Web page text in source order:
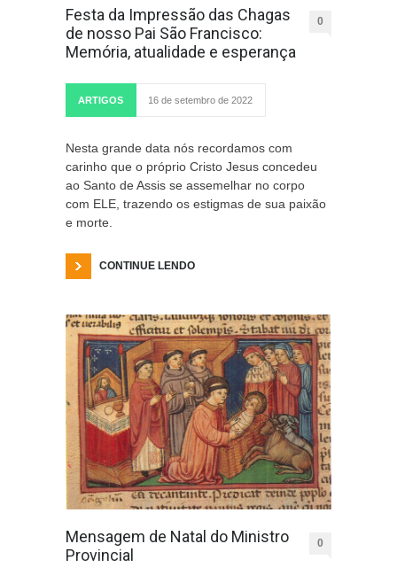
Festa da Impressão das Chagas
de nosso Pai São Francisco:
Memória, atualidade e esperança
0
ARTIGOS 16 de setembro de 2022
Nesta grande data nós recordamos com
carinho que o próprio Cristo Jesus concedeu
ao Santo de Assis se assemelhar no corpo
com ELE, trazendo os estigmas de sua paixão
e morte.
CONTINUE LENDO
Mensagem de Natal do Ministro
Provincial
0